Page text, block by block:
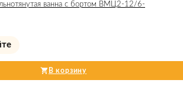
ванна с бортом ВМЦ2-12/6-
В корзину